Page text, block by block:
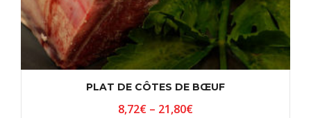
PLAT DE CÔTES DE BŒUF
8,72€ – 21,80€